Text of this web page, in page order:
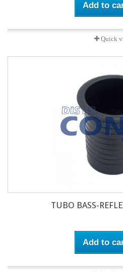
Add to
Quick
TUBO BASS-
Add to